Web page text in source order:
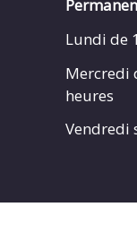
Lundi de
Mercredi
heures
Vendredi